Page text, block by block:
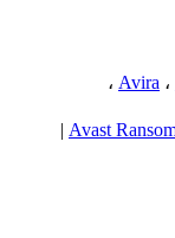
Avira ، ،
|